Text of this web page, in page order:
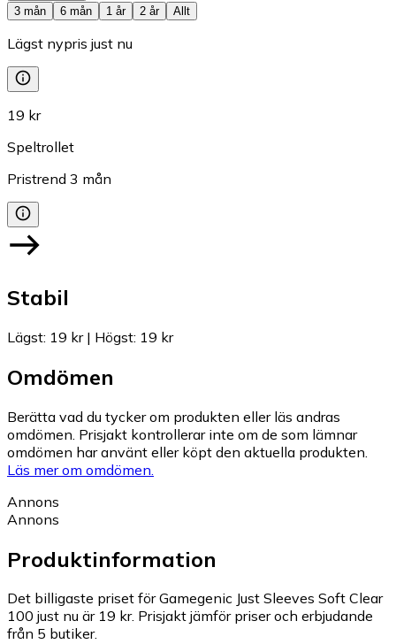
3 mån
6 mån 1 år 2 år Allt
Lägst nypris just nu
19 kr
Speltrollet
Pristrend 3 mån
Stabil
Lägst: 19 kr| Högst: 19 kr
Omdömen
Berätta vad du tycker om produkten eller läs andras
omdömen. Prisjakt kontrollerar inte om de som lämnar
omdömen har använt eller köpt den aktuella produkten.
Läs mer om omdömen.
Annons
Annons
Produktinformation
Det billigaste priset för Gamegenic Just Sleeves Soft Clear
100 just nu är 19 kr. Prisjakt jämför priser och erbjudande
från 5 butiker.